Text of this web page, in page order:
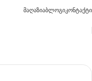
მაღაზიაბლოგიკონტაქტი